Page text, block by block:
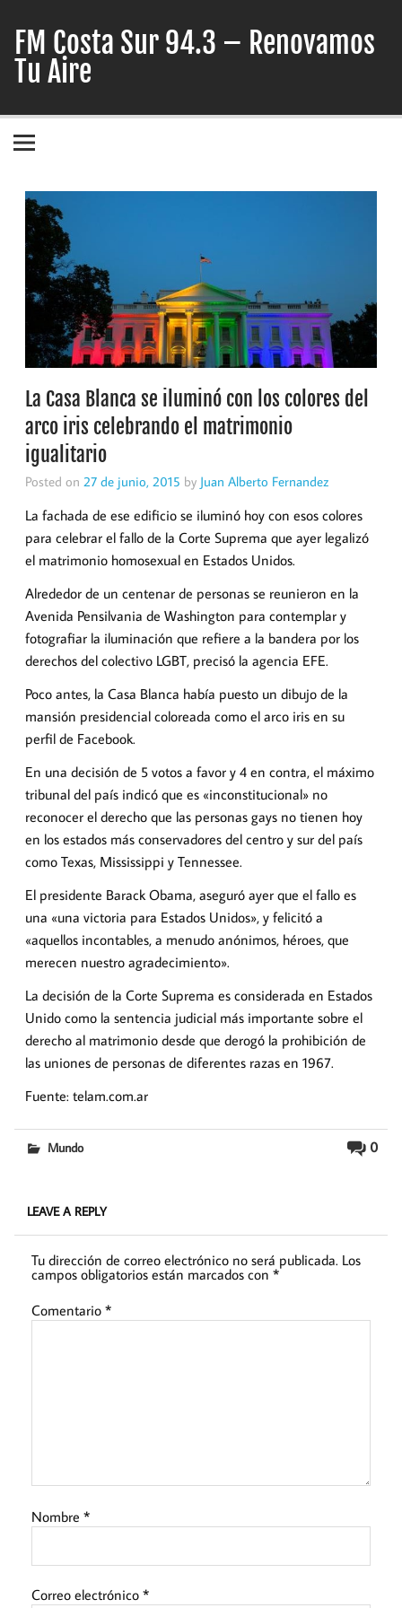
content
FM Costa Sur 94.3 – Renovamos
Tu Aire
La Casa Blanca se iluminó con los colores del
arco iris celebrando el matrimonio
igualitario
Posted on 27 de junio, 2015 by Juan Alberto Fernandez
La fachada de ese edificio se iluminó hoy con esos colores
para celebrar el fallo de la Corte Suprema que ayer legalizó
el matrimonio homosexual en Estados Unidos.
Alrededor de un centenar de personas se reunieron en la
Avenida Pensilvania de Washington para contemplar y
fotografiar la iluminación que refiere a la bandera por los
derechos del colectivo LGBT, precisó la agencia EFE.
Poco antes, la Casa Blanca había puesto un dibujo de la
mansión presidencial coloreada como el arco iris en su
perfil de Facebook.
En una decisión de 5 votos a favor y 4 en contra, el máximo
tribunal del país indicó que es «inconstitucional» no
reconocer el derecho que las personas gays no tienen hoy
en los estados más conservadores del centro y sur del país
como Texas, Mississippi y Tennessee.
El presidente Barack Obama, aseguró ayer que el fallo es
una «una victoria para Estados Unidos», y felicitó a
«aquellos incontables, a menudo anónimos, héroes, que
merecen nuestro agradecimiento».
La decisión de la Corte Suprema es considerada en Estados
Unido como la sentencia judicial más importante sobre el
derecho al matrimonio desde que derogó la prohibición de
las uniones de personas de diferentes razas en 1967.
Fuente: telam.com.ar
0
Mundo
LEAVE A REPLY
Tu dirección de correo electrónico no será publicada. Los
campos obligatorios están marcados con*
Comentario*
Nombre*
Correo electrónico*